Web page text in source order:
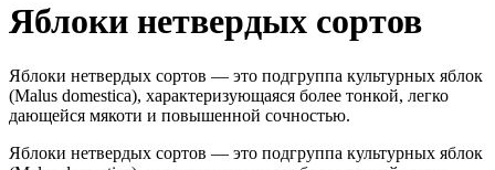
Яблоки нетвердых сортов
Яблоки нетвердых сортов — это подгруппа культурных яблок
(Malus domestica), характеризующаяся более тонкой, легко
дающейся мякоти и повышенной сочностью.
Яблоки нетвердых сортов — это подгруппа культурных яблок